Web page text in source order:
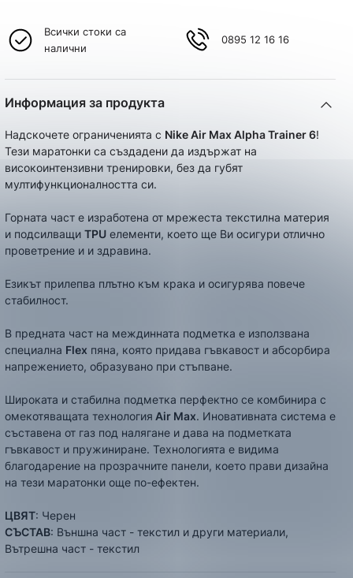
Всички стоки са
налични
0895 12 16 16
Информация за продукта
Надскочете ограниченията с Nike Air Max Alpha Trainer 6!
Тези маратонки са създадени да издържат на
високоинтензивни тренировки, без да губят
мултифункционалността си.
Горната част е изработена от мрежеста текстилна материя
и подсилващи TPU елементи, което ще Ви осигури отлично
проветрение и и здравина.
Езикът прилепва плътно към крака и осигурява повече
стабилност.
В предната част на междинната подметка е използвана
специална Flex пяна, която придава гъвкавост и абсорбира
напрежението, образувано при стъпване.
Широката и стабилна подметка перфектно се комбинира с
омекотяващата технология Air Max. Иновативната система е
съставена от газ под налягане и дава на подметката
гъвкавост и пружиниране. Технологията е видима
благодарение на прозрачните панели, което прави дизайна
на тези маратонки още по-ефектен.
ЦВЯТ: Черен
СЪСТАВ: Външна част - текстил и други материали,
Вътрешна част - текстил